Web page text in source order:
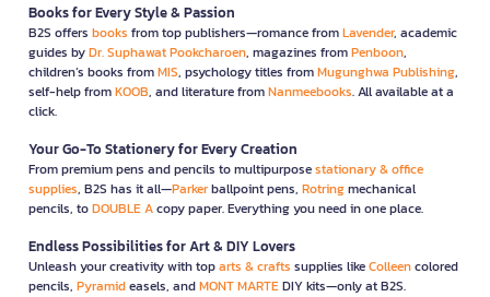
Books for Every Style & Passion
B2S offers books from top publishers—romance fromLavender, academic
guides byDr. Suphawat Pookcharoen, magazines fromPenboon,
children’s books fromMIS, psychology titles fromMugunghwa Publishing,
self-help fromKOOB, and literature fromNanmeebooks. All available at a
click.
Your Go-To Stationery for Every Creation
From premium pens and pencils to multipurposestationary & office
supplies, B2S has it all—Parkerballpoint pens, Rotringmechanical
pencils, toDOUBLE Acopy paper. Everything you need in one place.
Endless Possibilities for Art & DIY Lovers
Unleash your creativity with toparts & crafts supplies likeColleencolored
pencils, Pyramideasels, andMONT MARTEDIY kits—only at B2S.